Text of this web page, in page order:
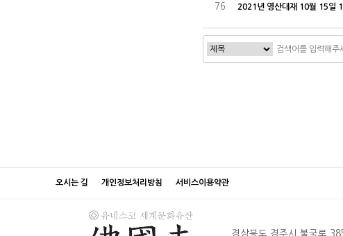
76 2021년 영산대재 10월 15일
오시는 길 개인정보처리방침 서비스이용약관
경상북도 경주시 불국로